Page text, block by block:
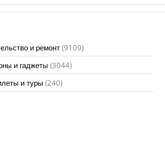
и ремонт (9109)
и гаджеты (3044)
и туры (240)